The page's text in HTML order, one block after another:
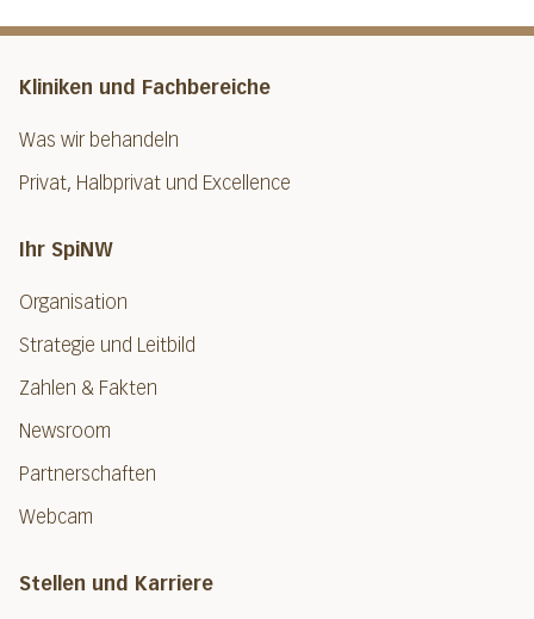
Kliniken und Fachbereiche
Was wir behandeln
Privat, Halbprivat und Excellence
Ihr SpiNW
Organisation
Strategie und Leitbild
Zahlen & Fakten
Newsroom
Partnerschaften
Webcam
Stellen und Karriere